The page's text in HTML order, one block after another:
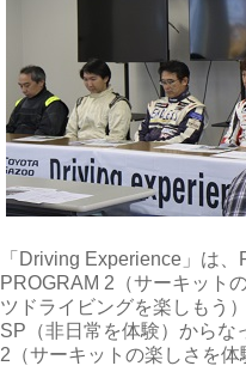
「Driving Experience」は
PROGRAM 2（サーキット
ツドライビングを楽しもう
SP（非日常を体験）からな
2（サーキットの楽しさを